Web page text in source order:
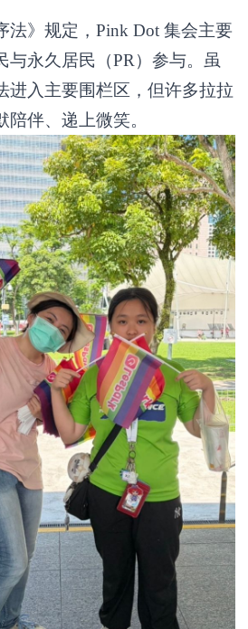
法》规定，Pink Dot 集会主要
与永久居民（PR）参与。虽
进入主要围栏区，但许多拉拉
伴、递上微笑。